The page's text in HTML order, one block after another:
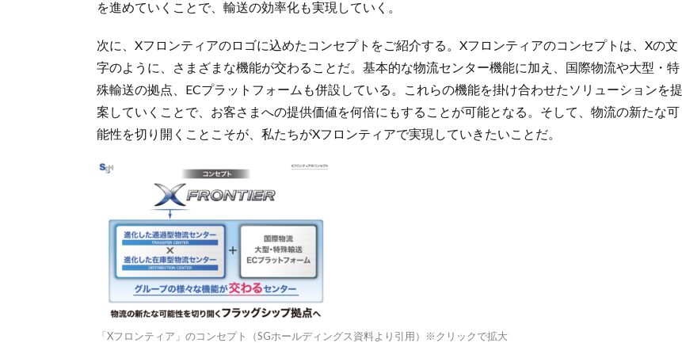
を進めていくことで、輸送の効率化も実現していく。
次に、Xフロンティアのロゴに込めたコンセプトをご紹介する。Xフロンティアのコンセプトは、Xの文
字のように、さまざまな機能が交わることだ。基本的な物流センター機能に加え、国際物流や大型・特
殊輸送の拠点、ECプラットフォームも併設している。これらの機能を掛け合わせたソリューションを提
案していくことで、お客さまへの提供価値を何倍にもすることが可能となる。そして、物流の新たな可
能性を切り開くことこそが、私たちがXフロンティアで実現していきたいことだ。
「Xフロンティア」のコンセプト（SGホールディングス資料より引用）※クリックで拡大